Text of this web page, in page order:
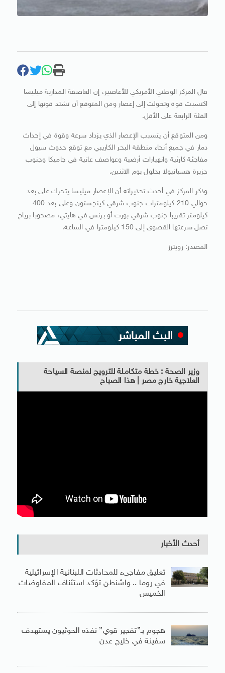
قال المركز الوطني الأمريكي للأعاصير، إن العاصفة المدارية ميليسا
اكتسبت قوة وتحولت إلى إعصار ومن المتوقع أن تشتد قوتها إلى
الفئة الرابعة على الأقل.
ومن المتوقع أن يتسبب الإعصار الذي يزداد سرعة وقوة في إحداث
دمار في جميع أنحاء منطقة البحر الكاريبي مع توقع حدوث سيول
مفاجئة كارثية وانهيارات أرضية وعواصف عاتية في جاميكا وجنوب
جزيرة هسبانيولا بحلول يوم الاثنين.
وذكر المركز في أحدث تحذيراته أن الإعصار ميليسا يتحرك على بعد
حوالي 210 كيلومترات جنوب شرقي كينجستون وعلى بعد 400
كيلومتر تقريبا جنوب شرقي بورت أو برنس في هايتي، مصحوبا برياح
تصل سرعتها القصوى إلى 150 كيلومترا في الساعة.
المصدر: رويترز
وزير الصحة : خطة متكاملة للترويج لمنصة السياحة
العلاجية خارج مصر | هذا الصباح
أحدث الأخبار
تعليق مفاجىء للمحادثات اللبنانية الإسرائيلية
في روما .. واشنطن تؤكد استئناف المفاوضات
الخميس
هجوم بـ”تفجير قوي” نفذه الحوثيون يستهدف
سفينة في خليج عدن